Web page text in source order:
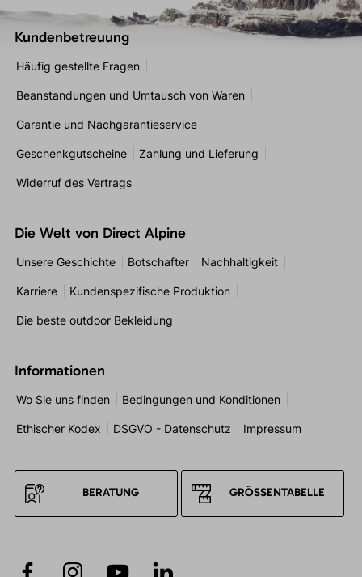
Kundenbetreuung
Häufig gestellte Fragen
Beanstandungen und Umtausch von Waren
Garantie und Nachgarantieservice
Geschenkgutscheine Zahlung und Lieferung
Widerruf des Vertrags
Die Welt von Direct Alpine
Unsere Geschichte Botschafter Nachhaltigkeit
Karriere Kundenspezifische Produktion
Die beste outdoor Bekleidung
Informationen
Wo Sie uns finden Bedingungen und Konditionen
Ethischer Kodex DSGVO - Datenschutz Impressum
BERATUNG GRÖSSENTABELLE